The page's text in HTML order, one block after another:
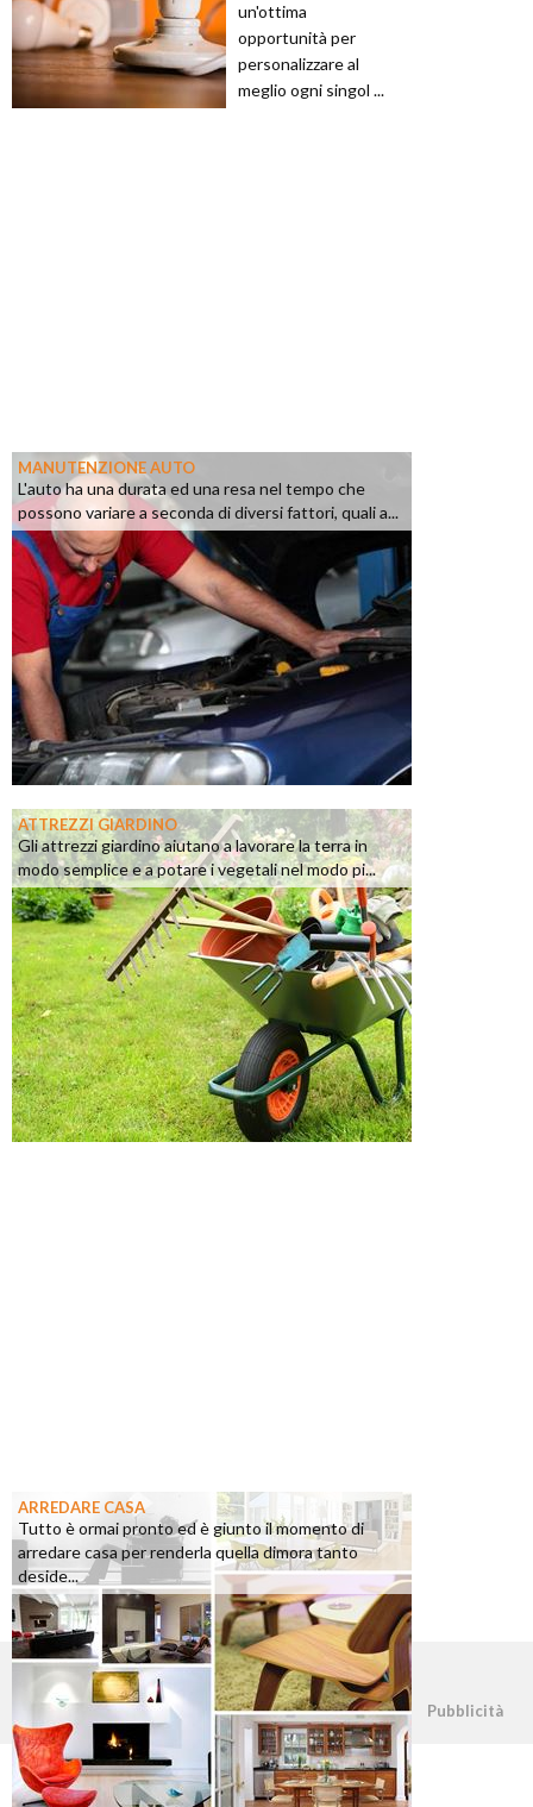
un'ottima
opportunità per
personalizzare al
meglio ogni singol ...
MANUTENZIONE AUTO
L'auto ha una durata ed una resa nel tempo che
possono variare a seconda di diversi fattori, quali a...
ATTREZZI GIARDINO
Gli attrezzi giardino aiutano a lavorare la terra in
modo semplice e a potare i vegetali nel modo pi...
ARREDARE CASA
Tutto è ormai pronto ed è giunto il momento di
arredare casa per renderla quella dimora tanto
deside...
©2026 - casapratica.org - p.iva 03338800984 Pubblicità